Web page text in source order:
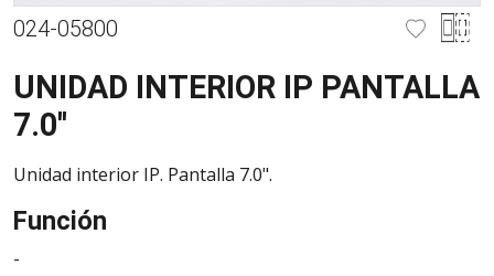
024-05800
UNIDAD INTERIOR IP PANTALLA
7.0''
Unidad interior IP. Pantalla 7.0".
Función
-